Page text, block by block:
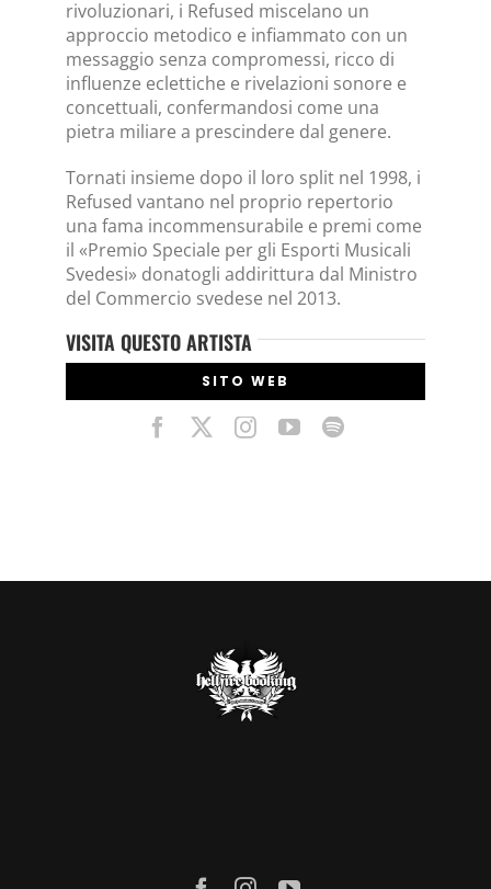
rivoluzionari, i Refused miscelano un
approccio metodico e infiammato con un
messaggio senza compromessi, ricco di
influenze eclettiche e rivelazioni sonore e
concettuali, confermandosi come una
pietra miliare a prescindere dal genere.
Tornati insieme dopo il loro split nel 1998, i
Refused vantano nel proprio repertorio
una fama incommensurabile e premi come
il «Premio Speciale per gli Esporti Musicali
Svedesi» donatogli addirittura dal Ministro
del Commercio svedese nel 2013.
VISITA QUESTO ARTISTA
SITO WEB